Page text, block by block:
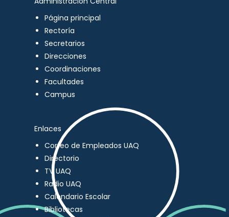
Página principal
Rectoría
Secretarios
Direcciones
Coordinaciones
Facultades
Campus
Enlaces
Correo de Empleados UAQ
Directorio
TV UAQ
Radio UAQ
Calendario Escolar
Bibliotecas